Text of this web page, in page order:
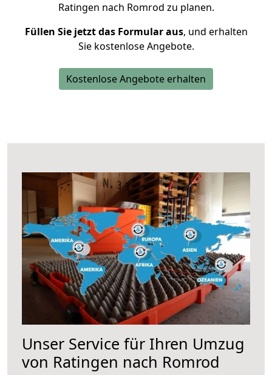
Ratingen nach Romrod zu planen.
Füllen Sie jetzt das Formular aus, und erhalten
Sie kostenlose Angebote.
Kostenlose Angebote erhalten
Unser Service für Ihren Umzug
von Ratingen nach Romrod